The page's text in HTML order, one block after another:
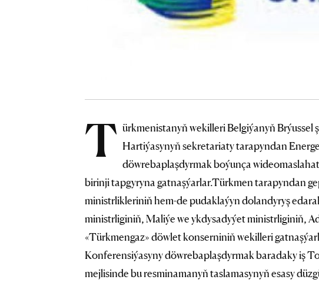
T ürkmenistanyň wekilleri Belgiýanyň Brýussel
Hartiýasynyň sekretariaty tarapyndan
döwrebaplaşdyrmak boýunça
birinji tapgyryna gatnaşýarlar.Türkmen tarapyndan
ministrlikleriniň hem-de pudaklaýyn dolandyryş
ministrliginiň, Maliýe we ykdysadyýet ministrliginiň,
«Türkmengaz» döwlet konserniniň wekilleri
Konferensiýasyny döwrebaplaşdyrmak baradaky iş
mejlisinde bu resminamanyň taslamasynyň esasy